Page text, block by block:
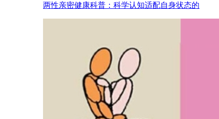
两性亲密健康科普：科学认知适配自身状态的